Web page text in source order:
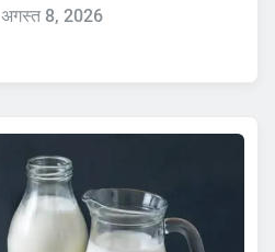
अगस्त 8, 2026